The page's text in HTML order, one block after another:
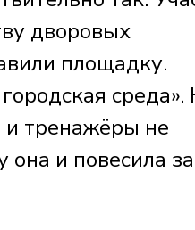
дворовых
площадку.
среда».
и тренажёры не
она и повесила